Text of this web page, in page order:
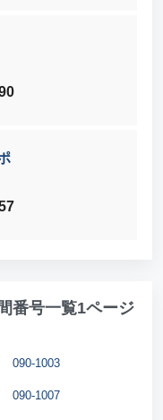
番号一覧1ページ
090-1003
090-1007